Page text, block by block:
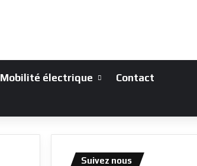
Mobilité électrique Contact
Suivez nous